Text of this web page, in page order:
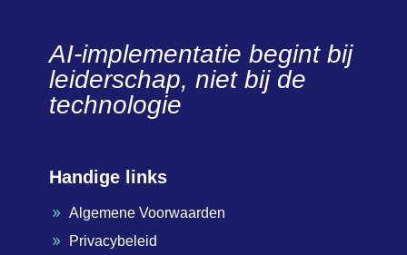
AI-implementatie begint bij
leiderschap, niet bij de
technologie
Handige links
9 Algemene Voorwaarden
9 Privacybeleid